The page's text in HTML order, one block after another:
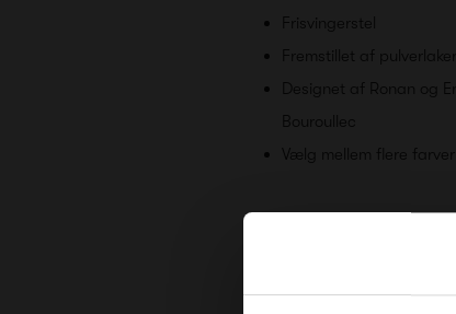
Frisvingerstel
Fremstillet af
Designet af Ronan og
Bouroullec
Vælg mellem flere farver